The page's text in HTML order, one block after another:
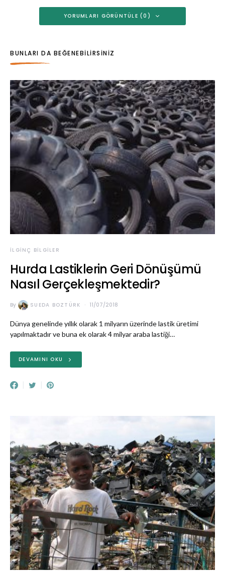
YORUMLARI GÖRÜNTÜLE (0)
BUNLARI DA BEĞENEBILIRSINIZ
İLGINÇ BILGILER
Hurda Lastiklerin Geri Dönüşümü
Nasıl Gerçekleşmektedir?
By SUEDA BOZTÜRK 11/07/2018
Dünya genelinde yıllık olarak 1 milyarın üzerinde lastik üretimi
yapılmaktadır ve buna ek olarak 4 milyar araba lastiği…
DEVAMINI OKU